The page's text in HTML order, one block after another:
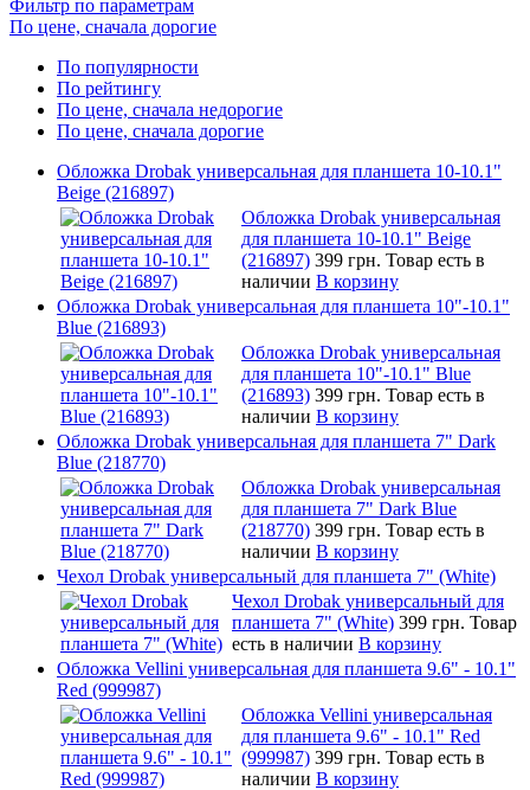
Фильтр по параметрам
По цене, сначала дорогие
По популярности
По рейтингу
По цене, сначала недорогие
По цене, сначала дорогие
Обложка Drobak универсальная для планшета 10-10.1"
Beige (216897)
Обложка Drobak универсальная
для планшета 10-10.1" Beige
(216897) 399 грн. Товар есть в
наличии В корзину
Обложка Drobak универсальная для планшета 10"-10.1"
Blue (216893)
Обложка Drobak универсальная
для планшета 10"-10.1" Blue
(216893) 399 грн. Товар есть в
наличии В корзину
Обложка Drobak универсальная для планшета 7" Dark
Blue (218770)
Обложка Drobak универсальная
для планшета 7" Dark Blue
(218770) 399 грн. Товар есть в
наличии В корзину
Чехол Drobak универсальный для планшета 7" (White)
Чехол Drobak универсальный для
планшета 7" (White) 399 грн. Товар
есть в наличии В корзину
Обложка Vellini универсальная для планшета 9.6" - 10.1"
Red (999987)
Обложка Vellini универсальная
для планшета 9.6" - 10.1" Red
(999987) 399 грн. Товар есть в
наличии В корзину